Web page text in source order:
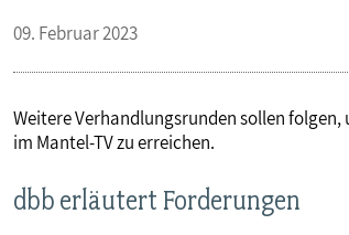
09. Februar 2023
Weitere Verhandlungsrunden sollen
im Mantel-TV zu erreichen.
dbb erläutert Forderungen